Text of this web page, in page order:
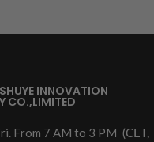
INNOVATION
CO.,LIMITED
From 7 AM to 3 PM (CET,